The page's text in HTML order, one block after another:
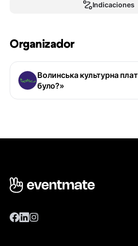
Indicaciones
Organizador
Волинська культурна
було?»